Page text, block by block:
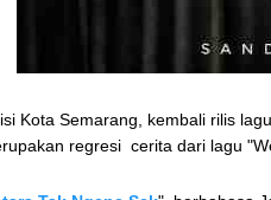
Kota Semarang, kembali rilis
regresi cerita dari lagu